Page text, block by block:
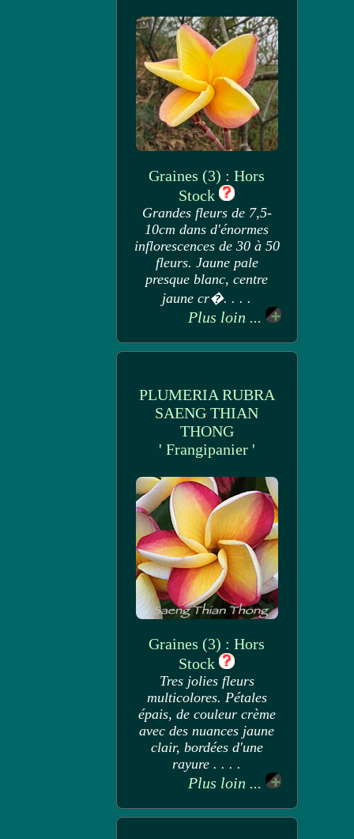
Graines (3) : Hors
Stock
Grandes fleurs de 7,5-
10cm dans d'énormes
inflorescences de 30 à 50
fleurs. Jaune pale
presque blanc, centre
jaune cr�. . . .
Plus loin ...
PLUMERIA RUBRA
SAENG THIAN
THONG
' Frangipanier '
Graines (3) : Hors
Stock
Tres jolies fleurs
multicolores. Pétales
épais, de couleur crème
avec des nuances jaune
clair, bordées d'une
rayure . . . .
Plus loin ...